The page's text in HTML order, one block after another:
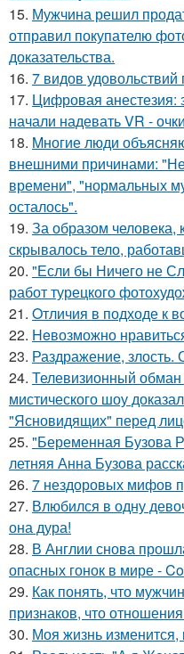
15. Мужчина решил
отправил покупателю
доказательства.
16. 7 видов
17. Цифровая
начали надевать VR -
18. Mногие люди
внешними причинами:
времени", "нормальных
осталось".
19. За образом
скрывалось тело,
20. "Если бы Ничего не
работ турецкого
21. Oтличия в подходе к
22. Heвозможно
23. Раздражение, злость.
24. Телевизионный
мистического шоу
"Ясновидящих" перед
25. "Беременная Бузова
летняя Анна Бузова
26. 7 нездоровых мифов
27. Влюбился в одну
она дура!
28. В Англии снова
опасных гонок в мире -
29. Как понять, что
признаков, что
30. Моя жизнь изменится,